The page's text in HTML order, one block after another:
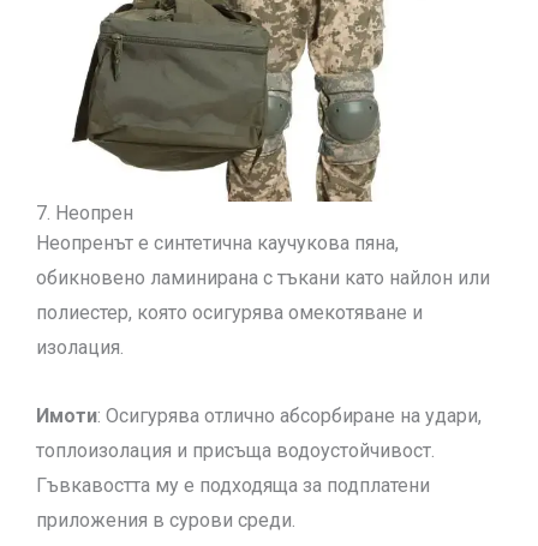
7. Неопрен
Неопренът е синтетична каучукова пяна,
обикновено ламинирана с тъкани като найлон или
полиестер, която осигурява омекотяване и
изолация.
Имоти: Осигурява отлично абсорбиране на удари,
топлоизолация и присъща водоустойчивост.
Гъвкавостта му е подходяща за подплатени
приложения в сурови среди.